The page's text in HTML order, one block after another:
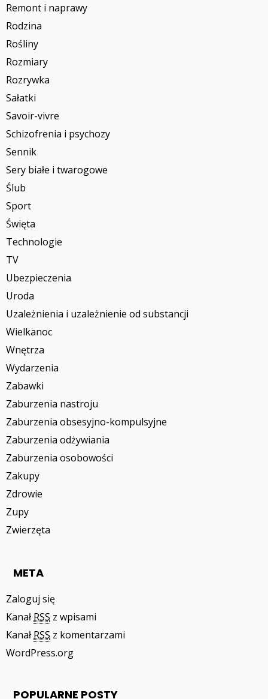
Remont i naprawy
Rodzina
Rośliny
Rozmiary
Rozrywka
Sałatki
Savoir-vivre
Schizofrenia i psychozy
Sennik
Sery białe i twarogowe
Ślub
Sport
Święta
Technologie
TV
Ubezpieczenia
Uroda
Uzależnienia i uzależnienie od substancji
Wielkanoc
Wnętrza
Wydarzenia
Zabawki
Zaburzenia nastroju
Zaburzenia obsesyjno-kompulsyjne
Zaburzenia odżywiania
Zaburzenia osobowości
Zakupy
Zdrowie
Zupy
Zwierzęta
META
Zaloguj się
Kanał RSS z wpisami
Kanał RSS z komentarzami
WordPress.org
POPULARNE POSTY